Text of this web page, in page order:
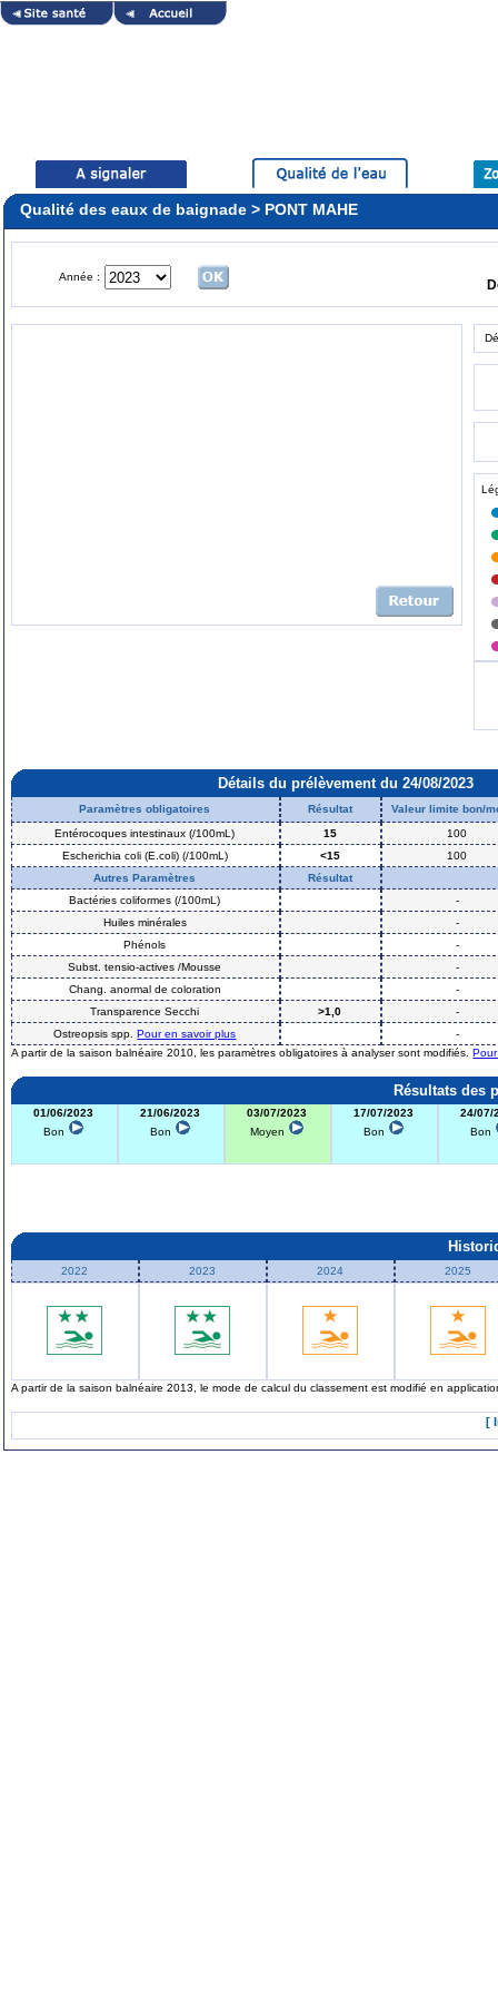
Qualité des eaux de baignade > PONT MAHE
Année :
Détails du prélèvement du 24/08/2023
Paramètres obligatoires Résultat
Valeur limite bon/
Entérocoques intestinaux (/100mL)
15
100
Escherichia coli (E.coli) (/100mL)
<15
100
Autres Paramètres
Résultat
Bactéries coliformes (/100mL)
-
Huiles minérales
-
Phénols
-
Subst. tensio-actives /Mousse
-
Chang. anormal de coloration
-
Transparence Secchi
>1,0
-
Ostreopsis spp.Pour en savoir plus
-
A partir de la saison balnéaire 2010, les paramètres obligatoires à analyser sont modifiés.
Résultats des
01/06/2023
Bon
21/06/2023
Bon
03/07/2023
Moyen
17/07/2023
Bon
24/07/
Bon
2022 2023 2024 2025
A partir de la saison balnéaire 2013, le mode de calcul du classement est modifié en
[